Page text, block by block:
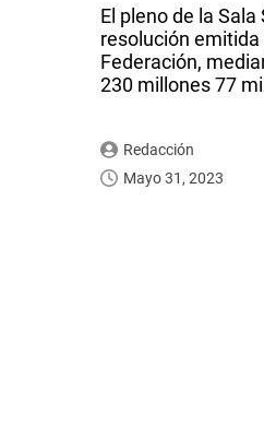
El pleno de la
resolución emitida
Federación,
230 millones 77
Redacción
Mayo 31, 2023